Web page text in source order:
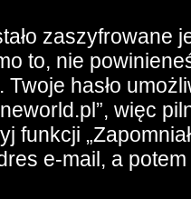
zaszyfrowane
to, nie
Twoje hasło
więc
funkcji
e-mail, a